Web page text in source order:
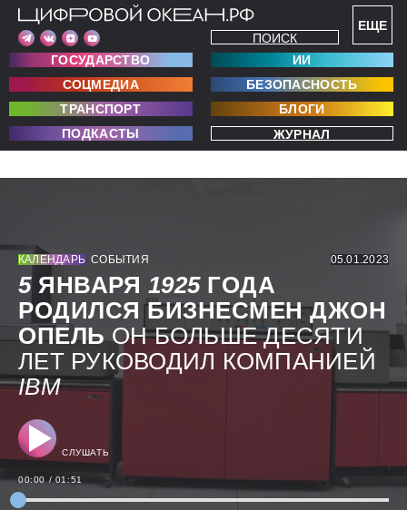
ЕЩЕ
ПОИСК
ГОСУДАРСТВО
ИИ
СОЦМЕДИА
БЕЗОПАСНОСТЬ
ТРАНСПОРТ
БЛОГИ
ПОДКАСТЫ
ЖУРНАЛ
КАЛЕНДАРЬ СОБЫТИЯ 05.01.2023
5 ЯНВАРЯ 1925 ГОДА
РОДИЛСЯ БИЗНЕСМЕН ДЖОН
ОПЕЛЬ ОН БОЛЬШЕ ДЕСЯТИ
ЛЕТ РУКОВОДИЛ КОМПАНИЕЙ
IBM
СЛУШАТЬ
00:00 / 01:51